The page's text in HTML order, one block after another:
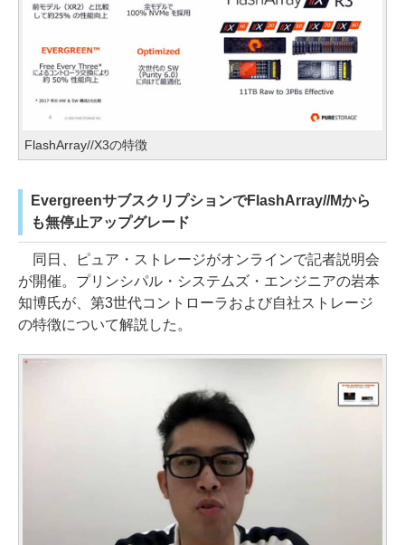
FlashArray//X3の特徴
EvergreenサブスクリプションでFlashArray//Mから
も無停止アップグレード
同日、ピュア・ストレージがオンラインで記者説明会
が開催。プリンシパル・システムズ・エンジニアの岩本
知博氏が、第3世代コントローラおよび自社ストレージ
の特徴について解説した。